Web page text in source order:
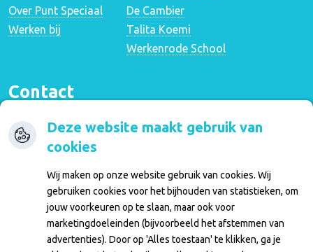
Deze website maakt gebruik van
cookies
Wij maken op onze website gebruik van cookies. Wij
gebruiken cookies voor het bijhouden van statistieken, om
jouw voorkeuren op te slaan, maar ook voor
marketingdoeleinden (bijvoorbeeld het afstemmen van
advertenties). Door op 'Alles toestaan' te klikken, ga je
Over Punt Speciaal
Werken bij
De Cambier
Talita Koemi
Werkenrode School
Contact
Stiemensweg 44
6591 MD Gennep
0485 - 511113
info@mikadoschool.nl
Inloggen
Inloggen ouders